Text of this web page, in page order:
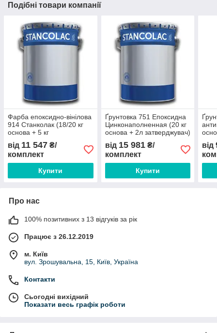
Подібні товари компанії
Фарба епоксидно-вінілова
914 Станколак (18/20 кг
основа + 5 кг
затверджувач)
STANCOLAC 914 EPOXY
VINIL MASTIC
від 11 547 ₴/
комплект
Купити
Ґрунтовка 751 Епоксидна
Цинконаполненная (20 кг
основа + 2л затверджувач)
751 ZINC EPOXY PRIMER
STANCOLAC
від 15 981₴/
комплект
Купити
від
Про нас
100% позитивних з 13 відгуків за рік
Працює з 26.12.2019
м. Київ
вул. Зрошувальна, 15, Київ, Україна
Контакти
Сьогодні вихідний
Показати весь графік роботи